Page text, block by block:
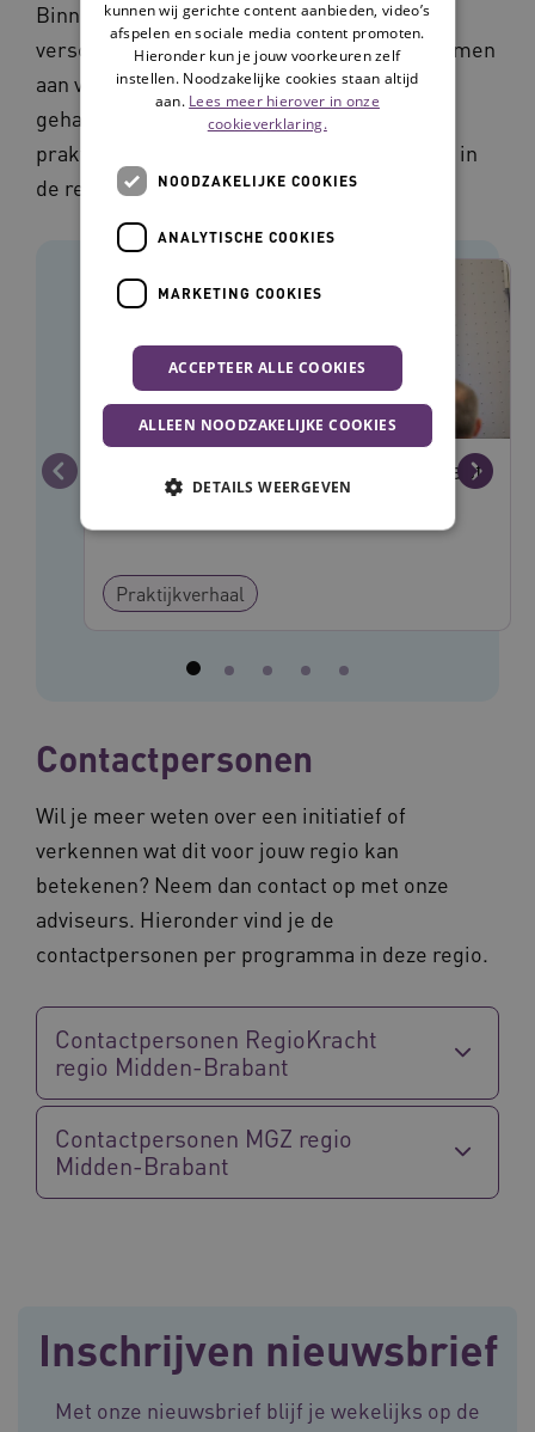
Binnen de gehandicaptenzorg werken
verschillende organisaties en disciplines samen
aan vernieuwing en verbetering voor de
gehandicaptenzorg. In onderstaande
praktijkverhalen zie je hoe zij dit aanpakken in
de regio.
Vorige
DigiContact en functiestraat ontlast
artsen VG
Praktijkverhaal
Contactpersonen
Wil je meer weten over een initiatief of
verkennen wat dit voor jouw regio kan
betekenen? Neem dan contact op met onze
adviseurs. Hieronder vind je de
contactpersonen per programma in deze regio.
Contactpersonen RegioKracht
regio Midden-Brabant
Contactpersonen MGZ regio
Midden-Brabant
Inschrijven nieuwsbrief
Met onze nieuwsbrief blijf je wekelijks op de
kunnen wij gerichte content aanbieden, video’s
afspelen en sociale media content promoten.
Hieronder kun je jouw voorkeuren zelf
instellen. Noodzakelijke cookies staan altijd
aan. Lees meer hierover in onze
cookieverklaring.
NOODZAKELIJKE COOKIES
ANALYTISCHE COOKIES
MARKETING COOKIES
ACCEPTEER ALLE COOKIES
ALLEEN NOODZAKELIJKE COOKIES
DETAILS WEERGEVEN
Noodzakelijke cookies
Marketing cookies
ervoor dat de website werkt. Deze cookies
Naam
__Secure-ROLLOUT_TOKEN
weken
__cf_bm
Cloudflare Inc.